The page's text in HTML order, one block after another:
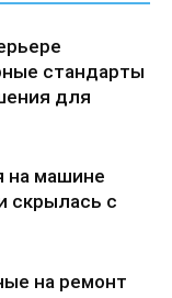
стандарты
для
на машине
скрылась с
на ремонт